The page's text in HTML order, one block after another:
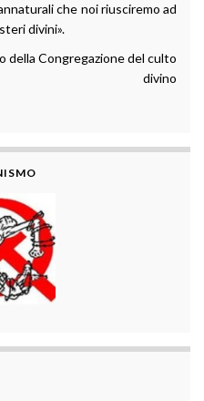
che noi riusciremo ad
divini».
della Congregazione del culto
divino